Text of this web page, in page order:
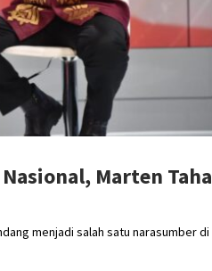
Marten Taha
menjadi salah satu narasumber di